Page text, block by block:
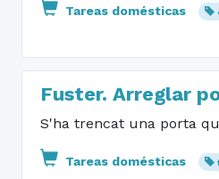
Tareas domésticas
Fuster. Arreglar
S'ha trencat una porta
Tareas domésticas